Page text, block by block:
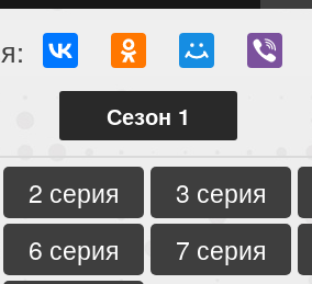
Сезон 1
2 серия
3 серия
6 серия
7 серия